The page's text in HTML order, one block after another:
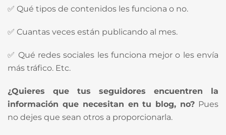
✅ Qué tipos de contenidos les funciona o no.
✅ Cuantas veces están publicando al mes.
✅ Qué redes sociales les funciona mejor o les envía
más tráfico. Etc.
¿Quieres que tus seguidores encuentren la
información que necesitan en tu blog, no? Pues
no dejes que sean otros a proporcionarla.